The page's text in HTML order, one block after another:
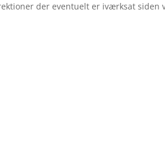
der eventuelt er iværksat siden